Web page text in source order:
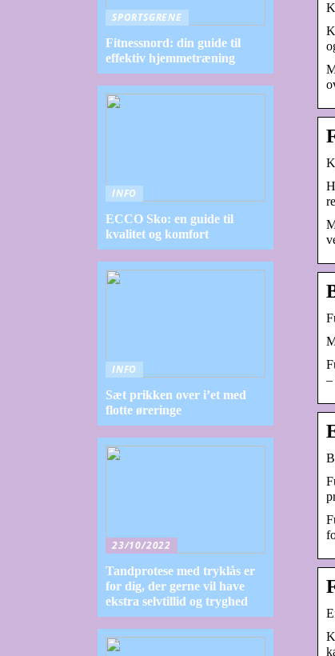
–
SPORTSGRENE
Fitnessnord: din guide til
effektiv hjemmetræning
INFO
ECCO Sko: en guide til
kvalitet og komfort
INFO
Sæt prikken over i’et med
flotte øreringe
23/10/2022
Tandprotese med tryklås er
for dig, der gerne vil have
ekstra selvtillid og tryghed